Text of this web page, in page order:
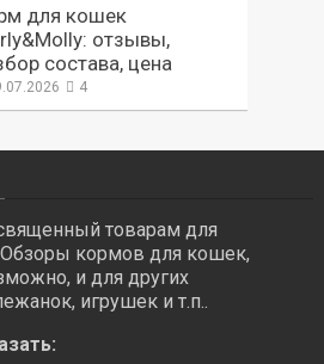
для кошек
отзывы,
состава, цена
4
товарам для
кормов для кошек,
и для других
игрушек и т.п..